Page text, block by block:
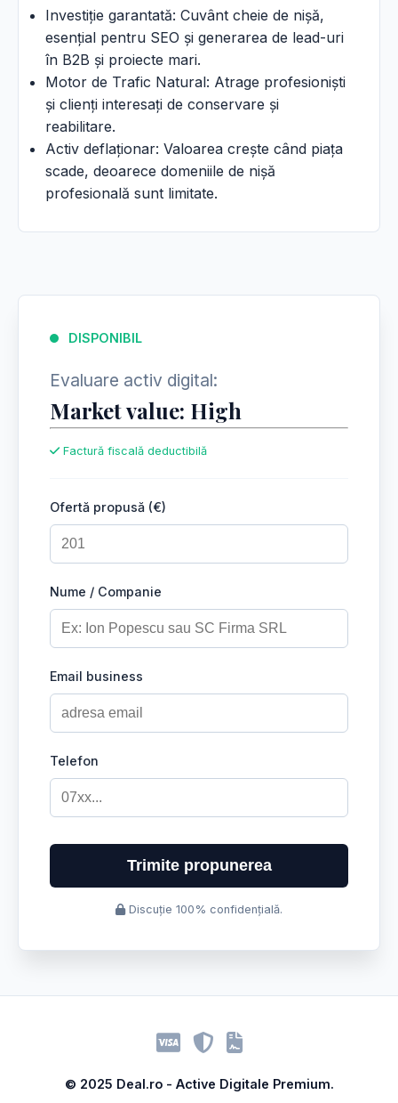
Investiție garantată: Cuvânt cheie de nișă,
esențial pentru SEO și generarea de lead-uri
în B2B și proiecte mari.
Motor de Trafic Natural: Atrage profesioniști
și clienți interesați de conservare și
reabilitare.
Activ deflaționar: Valoarea crește când piața
scade, deoarece domeniile de nișă
profesională sunt limitate.
DISPONIBIL
Evaluare activ digital:
Market value: High
Factură fiscală deductibilă
Ofertă propusă (€)
Nume / Companie
Email business
Telefon
Trimite propunerea
Discuție 100% confidențială.
© 2025 Deal.ro - Active Digitale Premium.